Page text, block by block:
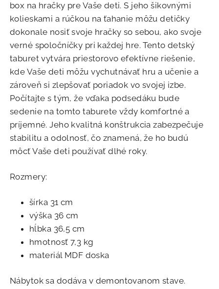
box na hračky pre Vaše deti. S jeho šikovnými
kolieskami a rúčkou na ťahanie môžu detičky
dokonale nosiť svoje hračky so sebou, ako svoje
verné spoločníčky pri každej hre. Tento detský
taburet vytvára priestorovo efektívne riešenie,
kde Vaše deti môžu vychutnávať hru a učenie a
zároveň si zlepšovať poriadok vo svojej izbe.
Počítajte s tým, že vďaka podsedáku bude
sedenie na tomto taburete vždy komfortné a
príjemné. Jeho kvalitná konštrukcia zabezpečuje
stabilitu a odolnosť, čo znamená, že ho budú
môcť Vaše deti používať dlhé roky.
Rozmery:
šírka 31 cm
výška 36 cm
hĺbka 36,5 cm
hmotnosť 7,3 kg
materiál MDF doska
Nábytok sa dodáva v demontovanom stave.